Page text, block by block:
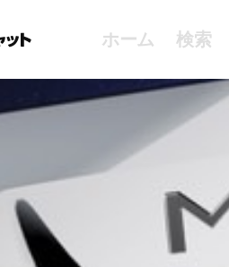
ホーム 検索